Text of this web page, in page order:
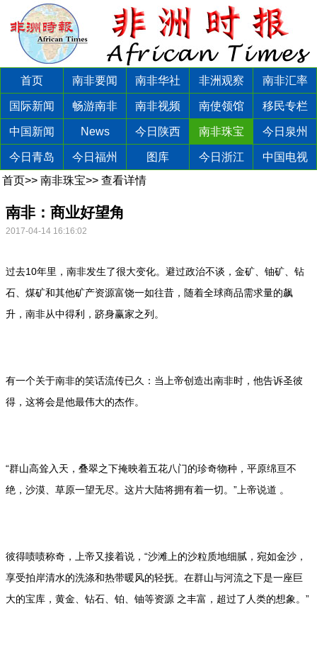
首页 南非要闻 南非华社 非洲观察 南非汇率
国际新闻 畅游南非 南非视频 南使领馆 移民专栏
中国新闻 News 今日陕西 南非珠宝 今日泉州
今日青岛 今日福州 图库 今日浙江
中国电视
首页>> 南非珠宝>> 查看详情
南非：商业好望角
2017-04-14 16:16:02
过去10年里，南非发生了很大变化。避过政治不谈，金矿、铀矿、钻
石、煤矿和其他矿产资源富饶一如往昔，随着全球商品需求量的飙
升，南非从中得利，跻身赢家之列。
有一个关于南非的笑话流传已久：当上帝创造出南非时，他告诉圣彼
得，这将会是他最伟大的杰作。
“群山高耸入天，叠翠之下掩映着五花八门的珍奇物种，平原绵亘不
绝，沙漠、草原一望无尽。这片大陆将拥有着一切。”上帝说道 。
彼得啧啧称奇，上帝又接着说，“沙滩上的沙粒质地细腻，宛如金沙，
享受拍岸清水的洗涤和热带暖风的轻抚。在群山与河流之下是一座巨
大的宝库，黄金、钻石、铂、铀等资源 之丰富，超过了人类的想象。”